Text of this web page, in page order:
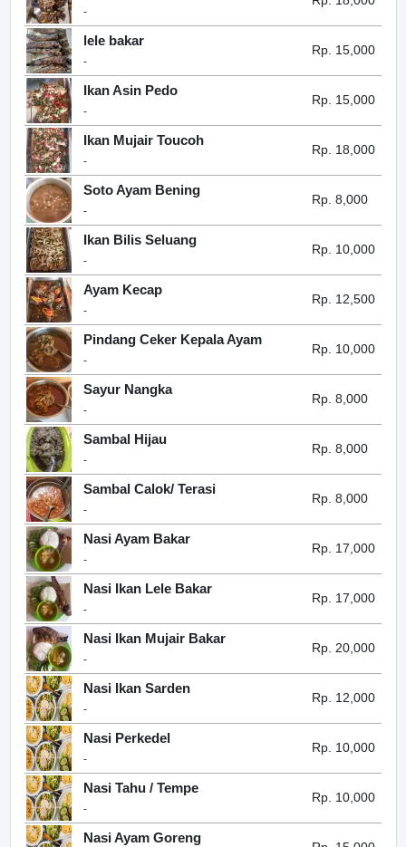
-
lele bakar
-
Rp. 15,000
Ikan Asin Pedo
-
Rp. 15,000
Ikan Mujair Toucoh
-
Rp. 18,000
Soto Ayam Bening
-
Rp. 8,000
Ikan Bilis Seluang
-
Rp. 10,000
Ayam Kecap
-
Rp. 12,500
Pindang Ceker Kepala Ayam
-
Rp. 10,000
Sayur Nangka
-
Rp. 8,000
Sambal Hijau
-
Rp. 8,000
Sambal Calok/ Terasi
-
Rp. 8,000
Nasi Ayam Bakar
-
Rp. 17,000
Nasi Ikan Lele Bakar
-
Rp. 17,000
Nasi Ikan Mujair Bakar
-
Rp. 20,000
Nasi Ikan Sarden
-
Rp. 12,000
Nasi Perkedel
-
Rp. 10,000
Nasi Tahu / Tempe
-
Rp. 10,000
Nasi Ayam Goreng